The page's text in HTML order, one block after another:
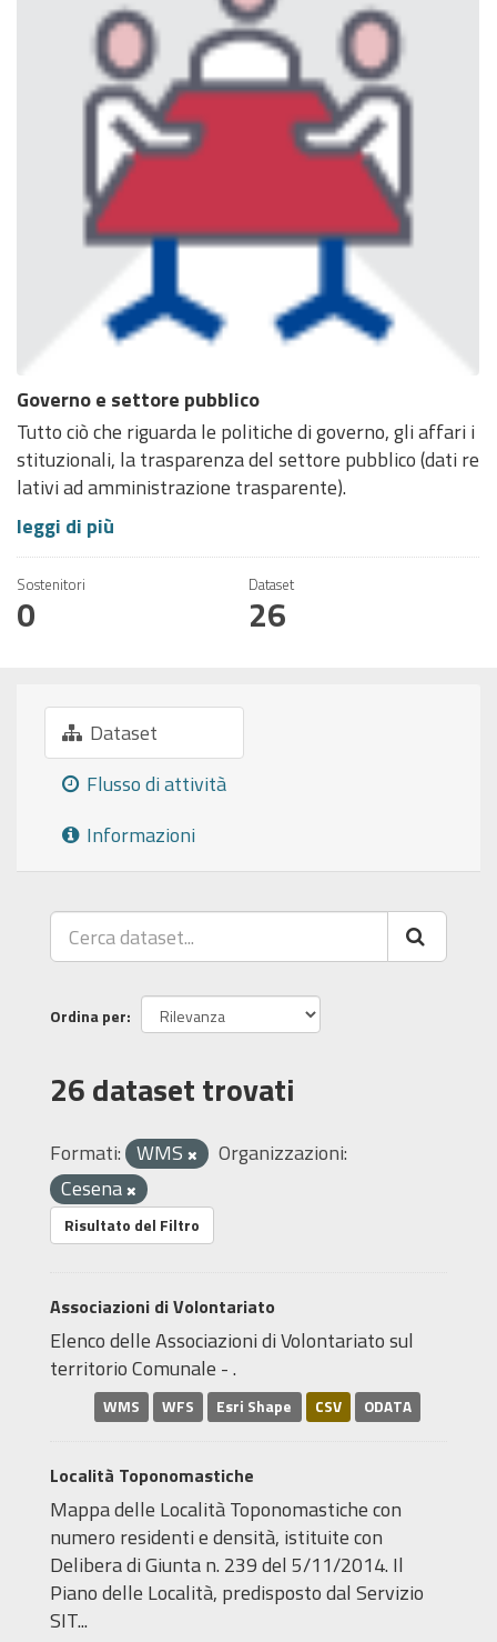
Governo e settore pubblico
Tutto ciò che riguarda le politiche di governo, gli affari i
stituzionali, la trasparenza del settore pubblico (dati re
lativi ad amministrazione trasparente).
leggi di più
Sostenitori
0
Dataset
26
Dataset
Flusso di attività
Informazioni
Ordina per
26 dataset trovati
Formati: WMS
Organizzazioni:
Cesena
Risultato del Filtro
Associazioni di Volontariato
Elenco delle Associazioni di Volontariato sul
territorio Comunale - .
WMS WFS Esri Shape CSV ODATA
Località Toponomastiche
Mappa delle Località Toponomastiche con
numero residenti e densità, istituite con
Delibera di Giunta n. 239 del 5/11/2014. Il
Piano delle Località, predisposto dal Servizio
SIT...